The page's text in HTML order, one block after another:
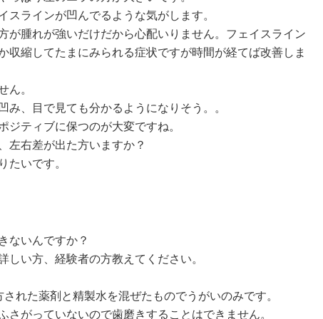
スラインが凹んでるような気がします。
が腫れが強いだけだから心配いりません。フェイスライン
収縮してたまにみられる症状ですが時間が経てば改善しま
ん。
み、目で見ても分かるようになりそう。。
ジティブに保つのが大変ですね。
左右差が出た方いますか？
たいです。
ないんですか？
しい方、経験者の方教えてください。
れた薬剤と精製水を混ぜたものでうがいのみです。
さがっていないので歯磨きすることはできません。